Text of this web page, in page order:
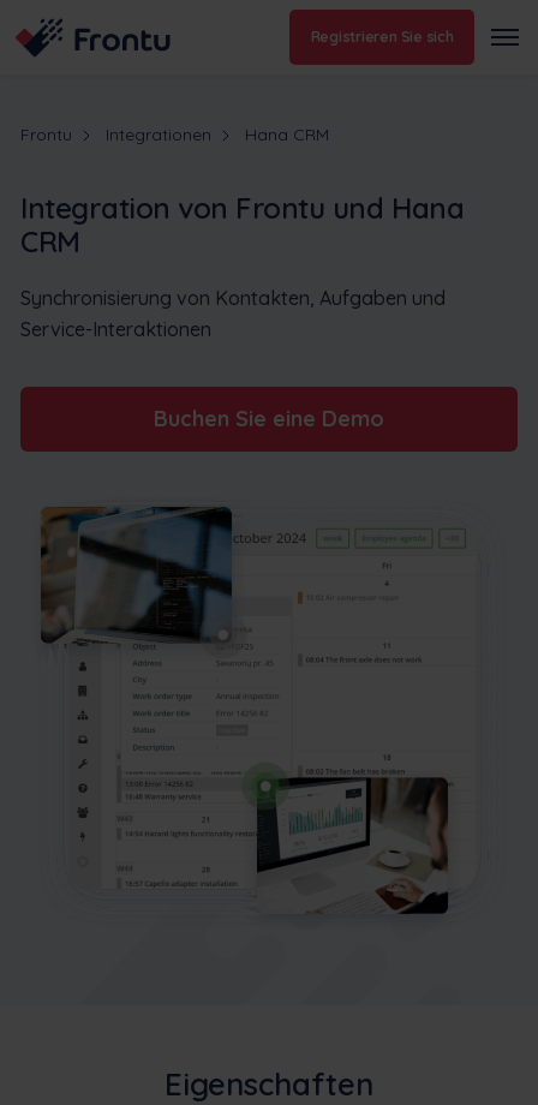
Registrieren Sie sich
Frontu Integrationen Hana CRM
Integration von Frontu und Hana
CRM
Synchronisierung von Kontakten, Aufgaben und
Service-Interaktionen
Buchen Sie eine Demo
Eigenschaften